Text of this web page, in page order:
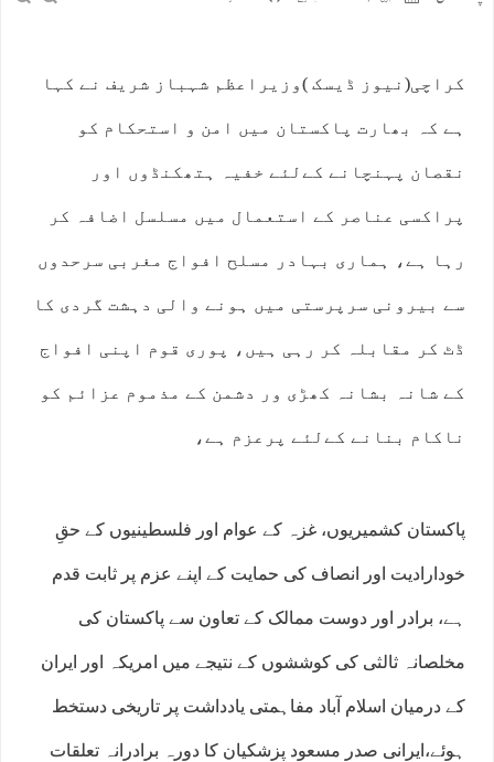
کراچی(نیوز ڈیسک )وزیراعظم شہباز شریف نے کہا
ہے کہ بھارت پاکستان میں امن و استحکام کو
نقصان پہنچانے کےلئے خفیہ ہتھکنڈوں اور
پراکسی عناصر کے استعمال میں مسلسل اضافہ کر
رہا ہے، ہماری بہادر مسلح افواج مغربی سرحدوں
سے بیرونی سرپرستی میں ہونے والی دہشت گردی کا
ڈٹ کر مقابلہ کر رہی ہیں، پوری قوم اپنی افواج
کے شانہ بشانہ کھڑی ور دشمن کے مذموم عزائم کو
ناکام بنانے کےلئے پرعزم ہے،
پاکستان کشمیریوں، غزہ کے عوام اور فلسطینیوں کے حقِ
خودارادیت اور انصاف کی حمایت کے اپنے عزم پر ثابت قدم
ہے، برادر اور دوست ممالک کے تعاون سے پاکستان کی
مخلصانہ ثالثی کی کوششوں کے نتیجے میں امریکہ اور ایران
کے درمیان اسلام آباد مفاہمتی یادداشت پر تاریخی دستخط
ہوئے،ایرانی صدر مسعود پزشکیان کا دورہ برادرانہ تعلقات